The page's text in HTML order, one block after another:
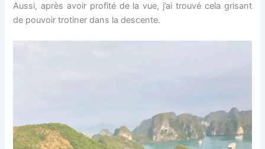
Aussi, après avoir profité de la vue, j’ai trouvé cela grisant
de pouvoir trotiner dans la descente.